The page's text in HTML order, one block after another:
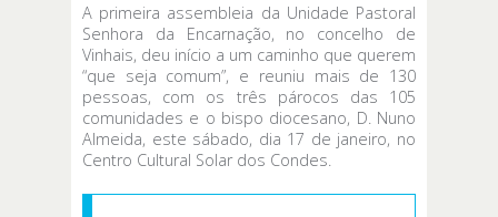
A primeira assembleia da Unidade Pastoral
Senhora da Encarnação, no concelho de
Vinhais, deu início a um caminho que querem
“que seja comum”, e reuniu mais de 130
pessoas, com os três párocos das 105
comunidades e o bispo diocesano, D. Nuno
Almeida, este sábado, dia 17 de janeiro, no
Centro Cultural Solar dos Condes.